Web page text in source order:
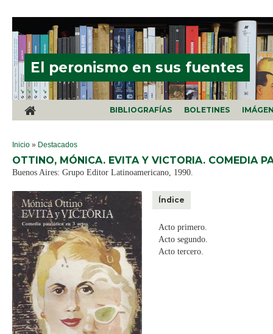
El peronismo en sus fuentes
BIBLIOGRAFÍAS BOLETINES
SE ENCUENTRA USTED AQUÍ
Inicio » Destacados
OTTINO, MÓNICA. EVITA Y VICTORIA. COMEDIA
Buenos Aires: Grupo Editor Latinoamericano, 1990.
Índice
Acto primero.
Acto segundo.
Acto tercero.